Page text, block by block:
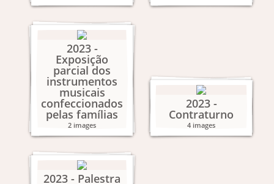
2023 -
Exposição
parcial dos
instrumentos
musicais
confeccionados
pelas famílias
2 images
2023 -
Contraturno
4 images
2023 - Palestra